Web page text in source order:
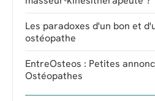
Les paradoxes d'un bon et
ostéopathe
EntreOsteos : Petites
Ostéopathes